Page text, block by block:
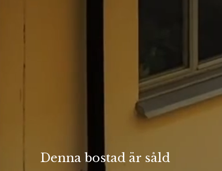
Denna bostad är såld